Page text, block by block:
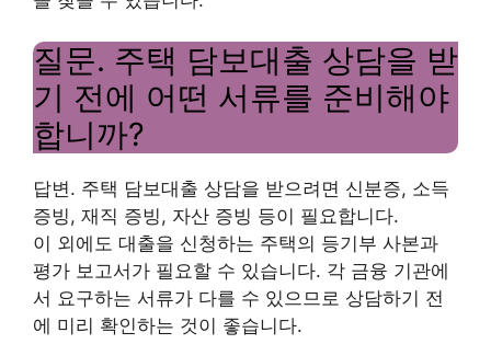
질문. 주택 담보대출 상담을 받
기 전에 어떤 서류를 준비해야
합니까?
답변. 주택 담보대출 상담을 받으려면 신분증, 소득
증빙, 재직 증빙, 자산 증빙 등이 필요합니다.
이 외에도 대출을 신청하는 주택의 등기부 사본과
평가 보고서가 필요할 수 있습니다. 각 금융 기관에
서 요구하는 서류가 다를 수 있으므로 상담하기 전
에 미리 확인하는 것이 좋습니다.